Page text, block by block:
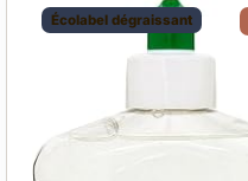
Écolabel dégraissant